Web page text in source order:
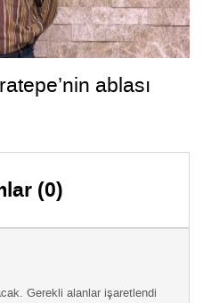
ablası
(0)
Gerekli alanlar işaretlendi